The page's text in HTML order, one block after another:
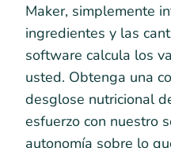
Maker, simplemente
ingredientes y las
software calcula los
usted. Obtenga una
desglose nutricional
esfuerzo con nuestro
autonomía sobre lo